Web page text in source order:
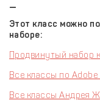
—
Этот класс можно
наборе:
Продвинутый набор
Все классы по Adobe
Все классы Андрея